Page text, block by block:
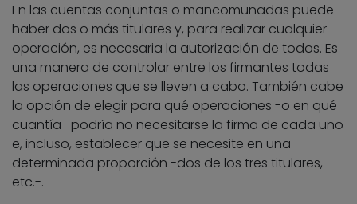
En las cuentas conjuntas o mancomunadas puede
haber dos o más titulares y, para realizar cualquier
operación, es necesaria la autorización de todos. Es
una manera de controlar entre los firmantes todas
las operaciones que se lleven a cabo. También cabe
la opción de elegir para qué operaciones -o en qué
cuantía- podría no necesitarse la firma de cada uno
e, incluso, establecer que se necesite en una
determinada proporción -dos de los tres titulares,
etc.-.